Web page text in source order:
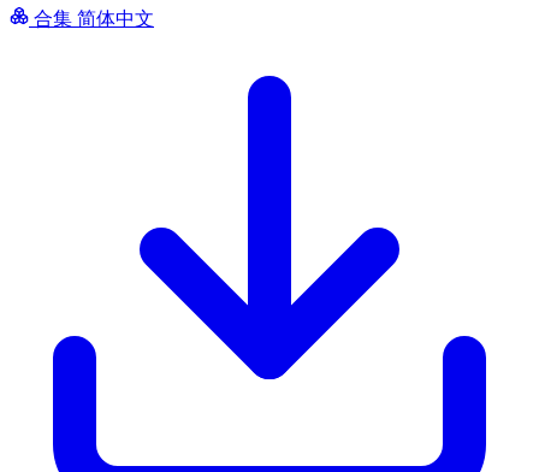
合集 简体中文